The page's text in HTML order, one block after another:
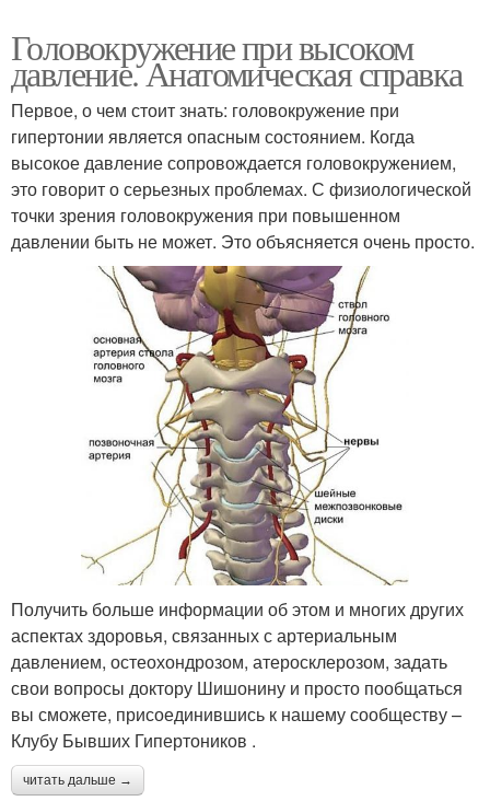
Головокружение при высоком
давление. Анатомическая справка
Первое, о чем стоит знать: головокружение при
гипертонии является опасным состоянием. Когда
высокое давление сопровождается головокружением,
это говорит о серьезных проблемах. С физиологической
точки зрения головокружения при повышенном
давлении быть не может. Это объясняется очень просто.
Получить больше информации об этом и многих других
аспектах здоровья, связанных с артериальным
давлением, остеохондрозом, атеросклерозом, задать
свои вопросы доктору Шишонину и просто пообщаться
вы сможете, присоединившись к нашему сообществу –
Клубу Бывших Гипертоников .
читать дальше →